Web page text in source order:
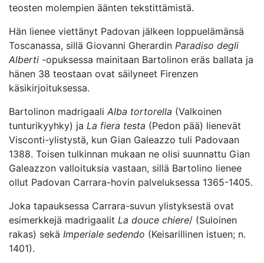
teosten molempien äänten tekstittämistä.
Hän lienee viettänyt Padovan jälkeen loppuelämänsä
Toscanassa, sillä Giovanni Gherardin Paradiso degli
Alberti -opuksessa mainitaan Bartolinon eräs ballata ja
hänen 38 teostaan ovat säilyneet Firenzen
käsikirjoituksessa.
Bartolinon madrigaali Alba tortorella (Valkoinen
tunturikyyhky) ja La fiera testa (Pedon pää) lienevät
Visconti-ylistystä, kun Gian Galeazzo tuli Padovaan
1388. Toisen tulkinnan mukaan ne olisi suunnattu Gian
Galeazzon valloituksia vastaan, sillä Bartolino lienee
ollut Padovan Carrara-hovin palveluksessa 1365-1405.
Joka tapauksessa Carrara-suvun ylistyksestä ovat
esimerkkejä madrigaalit La douce chiere/ (Suloinen
rakas) sekä Imperiale sedendo (Keisarillinen istuen; n.
1401).